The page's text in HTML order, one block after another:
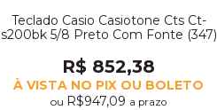
Teclado Casio Casiotone Cts Ct-
s200bk 5/8 Preto Com Fonte (347)
R$ 852,38
À VISTA NO PIX OU BOLETO
ou R$947,09 a prazo